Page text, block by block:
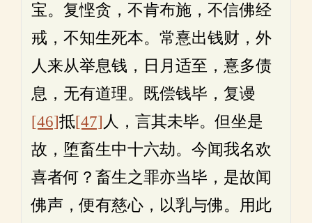
宝。复悭贪，不肯布施，不信佛经
戒，不知生死本。常憙出钱财，外
人来从举息钱，日月适至，憙多债
息，无有道理。既偿钱毕，复谩
[46]抵[47]人，言其未毕。但坐是
故，堕畜生中十六劫。今闻我名欢
喜者何？畜生之罪亦当毕，是故闻
佛声，便有慈心，以乳与佛。用此